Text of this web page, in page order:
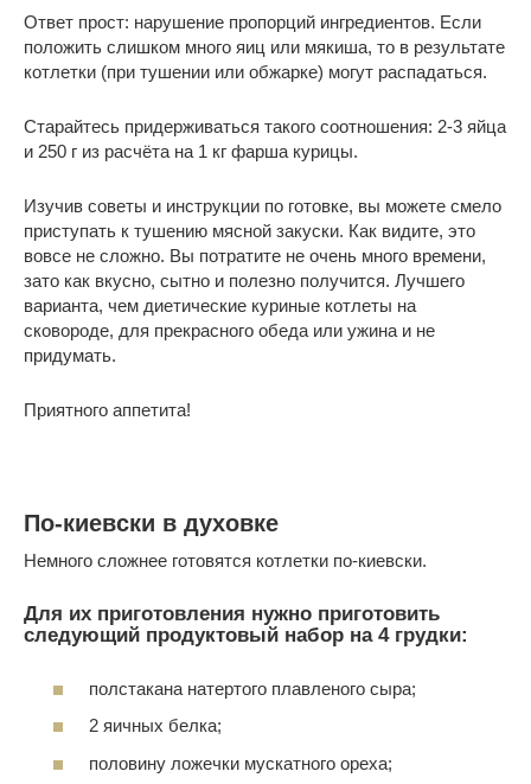
Ответ прост: нарушение пропорций ингредиентов. Если
положить слишком много яиц или мякиша, то в результате
котлетки (при тушении или обжарке) могут распадаться.
Старайтесь придерживаться такого соотношения: 2-3 яйца
и 250 г из расчёта на 1 кг фарша курицы.
Изучив советы и инструкции по готовке, вы можете смело
приступать к тушению мясной закуски. Как видите, это
вовсе не сложно. Вы потратите не очень много времени,
зато как вкусно, сытно и полезно получится. Лучшего
варианта, чем диетические куриные котлеты на
сковороде, для прекрасного обеда или ужина и не
придумать.
Приятного аппетита!
По-киевски в духовке
Немного сложнее готовятся котлетки по-киевски.
Для их приготовления нужно приготовить
следующий продуктовый набор на 4 грудки:
полстакана натертого плавленого сыра;
2 яичных белка;
половину ложечки мускатного ореха;